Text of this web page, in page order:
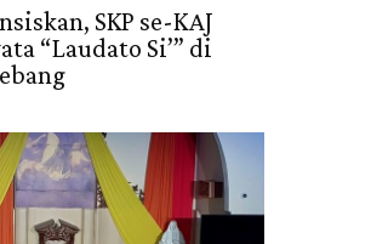
SKP se-KAJ
“Laudato Si’” di